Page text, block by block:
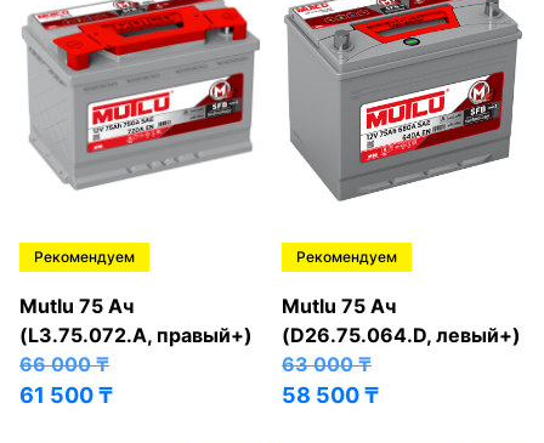
Рекомендуем
Mutlu 75 Ач
(L3.75.072.A, правый+)
66 000₸
61 500₸
Рекомендуем
Mutlu 75 Ач
(D26.75.064.D, левый+)
63 000₸
58 500₸